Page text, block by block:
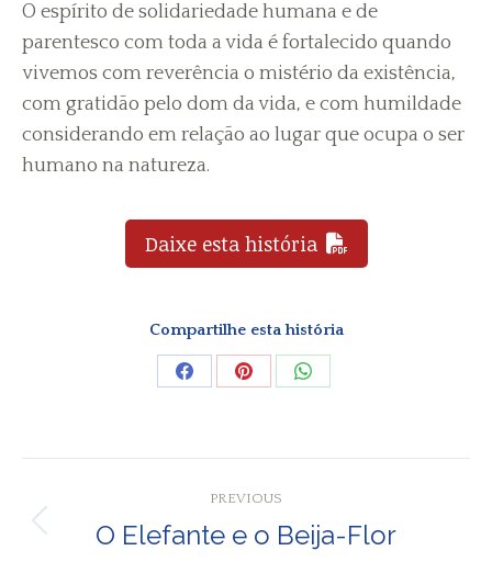
O espírito de solidariedade humana e de
parentesco com toda a vida é fortalecido quando
vivemos com reverência o mistério da existência,
com gratidão pelo dom da vida, e com humildade
considerando em relação ao lugar que ocupa o ser
humano na natureza.
Daixe esta história
Compartilhe esta história
Share
Share
Share
navigation
PREVIOUS
Previous
O Elefante e o Beija-Flor